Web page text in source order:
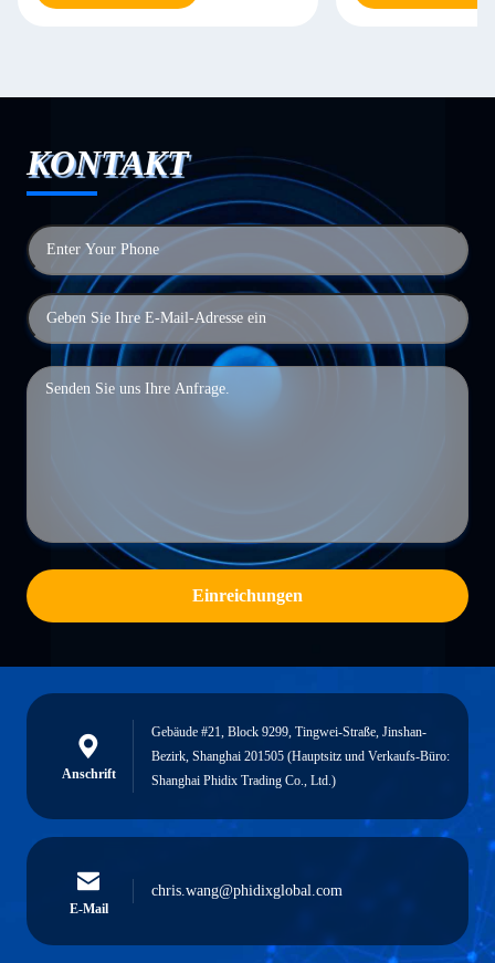
KONTAKT
Einreichungen
Anschrift
Gebäude #21, Block 9299, Tingwei-Straße, Jinshan-
Bezirk, Shanghai 201505 (Hauptsitz und Verkaufs-Büro:
Shanghai Phidix Trading Co., Ltd.)
E-Mail
chris.wang@phidixglobal.com